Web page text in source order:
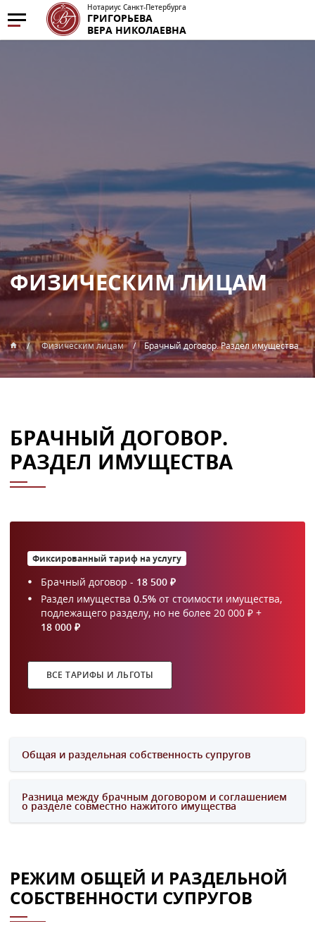
Нотариус Санкт-Петербурга
ГРИГОРЬЕВА
ВЕРА НИКОЛАЕВНА
ФИЗИЧЕСКИМ ЛИЦАМ
Физическим лицам Брачный договор. Раздел имущества
БРАЧНЫЙ ДОГОВОР.
РАЗДЕЛ ИМУЩЕСТВА
Фиксированный тариф на услугу
Брачный договор - 18 500 ₽
Раздел имущества 0.5%от стоимости имущества,
подлежащего разделу, но не более 20 000 ₽ +
18 000 ₽
ВСЕ ТАРИФЫ И ЛЬГОТЫ
Общая и раздельная собственность супругов
Разница между брачным договором и соглашением
о разделе совместно нажитого имущества
РЕЖИМ ОБЩЕЙ И РАЗДЕЛЬНОЙ
СОБСТВЕННОСТИ СУПРУГОВ